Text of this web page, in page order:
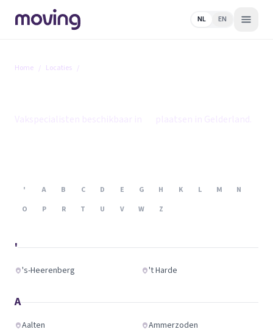
NL EN
Home / Locaties /
' A B C D E G H K L M
N
O
P R T U V W Z
'
's-Heerenberg 't Harde
A
Aalten
Ammerzoden